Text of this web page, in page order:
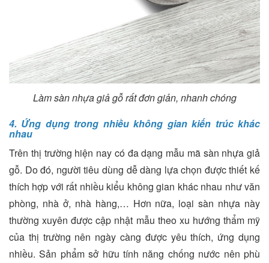
Làm sàn nhựa giả gỗ rất đơn giản, nhanh chóng
4. Ứng dụng trong nhiều không gian kiến trúc khác
nhau
Trên thị trường hiện nay có đa dạng mẫu mã sàn nhựa giả
gỗ. Do đó, người tiêu dùng dễ dàng lựa chọn được thiết kế
thích hợp với rất nhiều kiểu không gian khác nhau như văn
phòng, nhà ở, nhà hàng,… Hơn nữa, loại sàn nhựa này
thường xuyên được cập nhật mẫu theo xu hướng thẩm mỹ
của thị trường nên ngày càng được yêu thích, ứng dụng
nhiều. Sản phẩm sở hữu tính năng chống nước nên phù